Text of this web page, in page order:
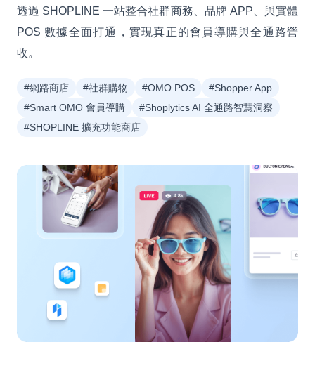
透過 SHOPLINE 一站整合社群商務、品牌 APP、與實體
POS 數據全面打通，實現真正的會員導購與全通路營
收。
#網路商店 #社群購物 #OMO POS
#Shopper App
#Smart OMO 會員導購
#Shoplytics AI 全通路智慧洞察
#SHOPLINE 擴充功能商店